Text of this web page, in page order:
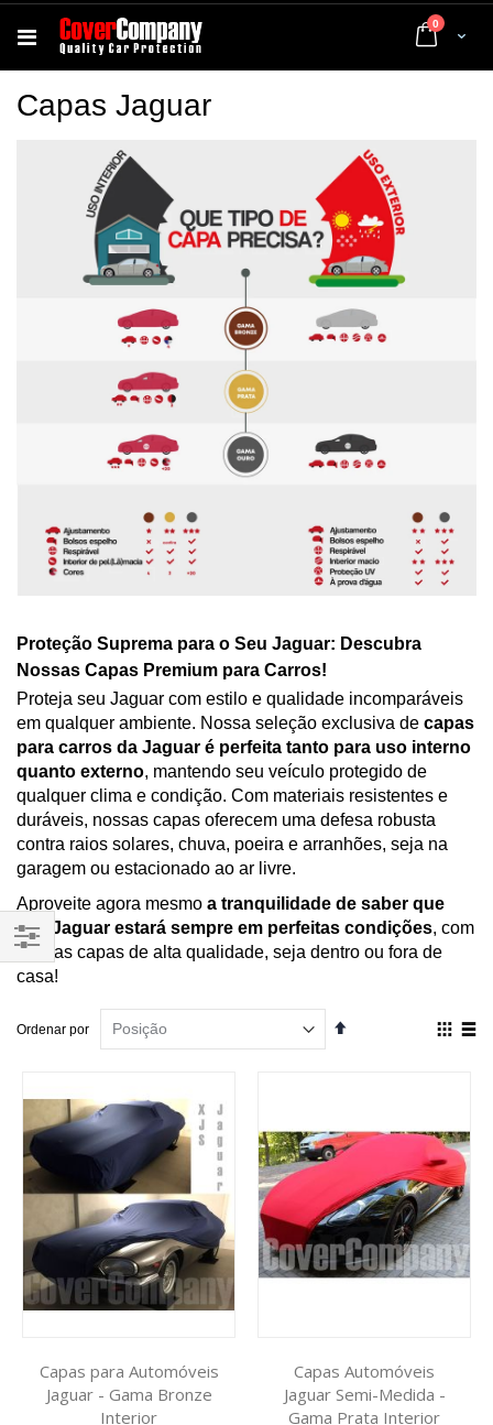
Cart
0 artigos
Capas Jaguar
Proteção Suprema para o Seu Jaguar: Descubra
Nossas Capas Premium para Carros!
Proteja seu Jaguar com estilo e qualidade incomparáveis
em qualquer ambiente. Nossa seleção exclusiva de capas
para carros da Jaguar é perfeita tanto para uso interno
quanto externo, mantendo seu veículo protegido de
qualquer clima e condição. Com materiais resistentes e
duráveis, nossas capas oferecem uma defesa robusta
contra raios solares, chuva, poeira e arranhões, seja na
garagem ou estacionado ao ar livre.
Aproveite agora mesmo a tranquilidade de saber que
seu Jaguar estará sempre em perfeitas condições, com
nossas capas de alta qualidade, seja dentro ou fora de
casa!
Ordenar por
Definir
Ver
Capas para Automóveis
Jaguar - Gama Bronze
Interior
Capas Automóveis
Jaguar Semi-Medida -
Gama Prata Interior
Filtrar